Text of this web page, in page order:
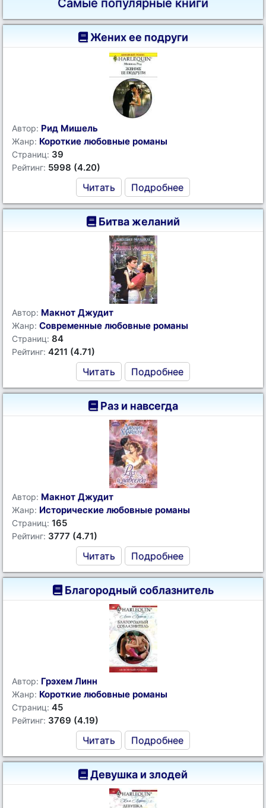
Самые популярные книги
Жених ее подруги
Автор: Рид Мишель
Жанр: Короткие любовные романы
Страниц: 39
Рейтинг: 5998 (4.20)
Читать Подробнее
Битва желаний
Автор: Макнот Джудит
Жанр: Современные любовные романы
Страниц: 84
Рейтинг: 4211 (4.71)
Читать Подробнее
Раз и навсегда
Автор: Макнот Джудит
Жанр: Исторические любовные романы
Страниц: 165
Рейтинг: 3777 (4.71)
Читать Подробнее
Благородный соблазнитель
Автор: Грэхем Линн
Жанр: Короткие любовные романы
Страниц: 45
Рейтинг: 3769 (4.19)
Читать Подробнее
Девушка и злодей